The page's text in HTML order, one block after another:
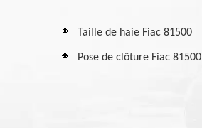
Taille de haie Fiac 81500
Pose de clôture Fiac 81500